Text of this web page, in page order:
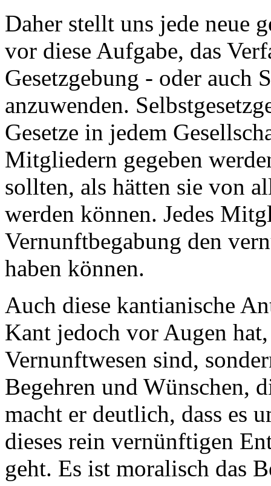
Daher stellt uns jede neue
vor diese Aufgabe, das
Gesetzgebung - oder auch
anzuwenden.
Gesetze in jedem
Mitgliedern gegeben
sollten, als hätten sie von
werden können. Jedes
Vernunftbegabung den
haben können.
Auch diese kantianische
Kant jedoch vor Augen
Vernunftwesen sind,
Begehren und Wünschen,
macht er deutlich, dass es
dieses rein vernünftigen
geht. Es ist moralisch das